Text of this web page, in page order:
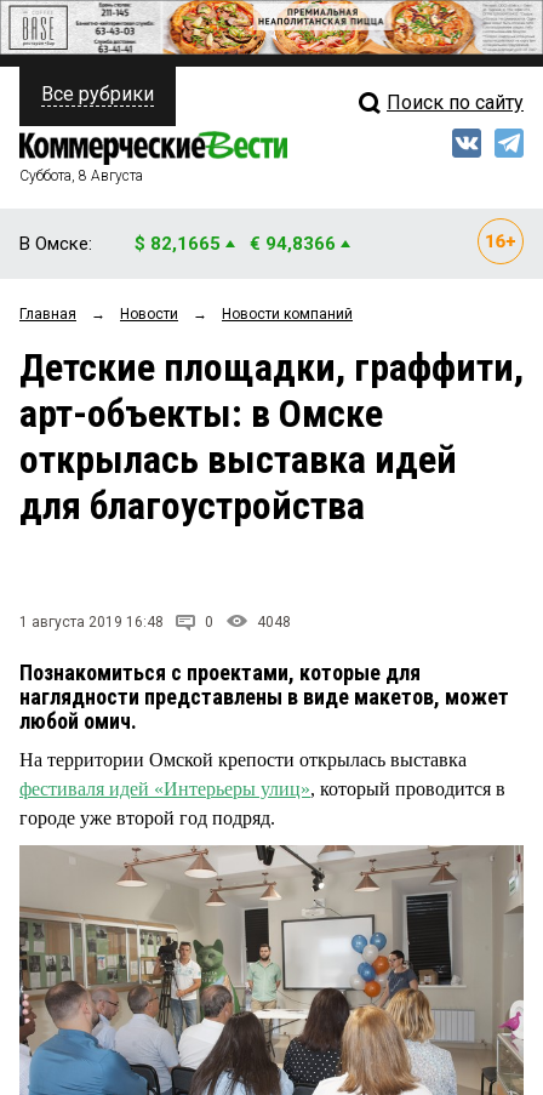
ПОЛИТИКА
ФИНАНСЫ
ОБЩЕСТВО
ЗАКОН
НОВОСТИ КОМПАНИЙ
ПРОИСШЕСТВИЯ
Свежий выпуск
Мнения
Рейтинги
Блоги
Архив
Все рубрики Поиск по сайту
Суббота, 8 Августа
В Омске: $ 82,1665 € 94,8366
Главная → Новости → Новости компаний
Детские площадки, граффити,
арт-объекты: в Омске
открылась выставка идей
для благоустройства
1 августа 2019 16:48 0 4048
Познакомиться с проектами, которые для
наглядности представлены в виде макетов, может
любой омич.
На территории Омской крепости открылась выставка
фестиваля идей «Интерьеры улиц», который проводится в
городе уже второй год подряд.